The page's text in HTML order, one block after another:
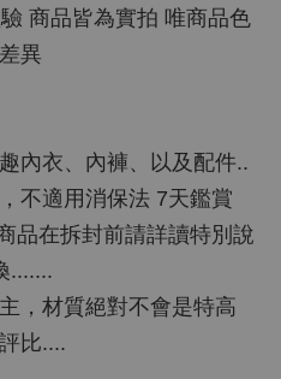
商品皆為實拍 唯商品色
異
內衣、內褲、以及配件..
不適用消保法 7天鑑賞
品在拆封前請詳讀特別說
.......
，材質絕對不會是特高
比....